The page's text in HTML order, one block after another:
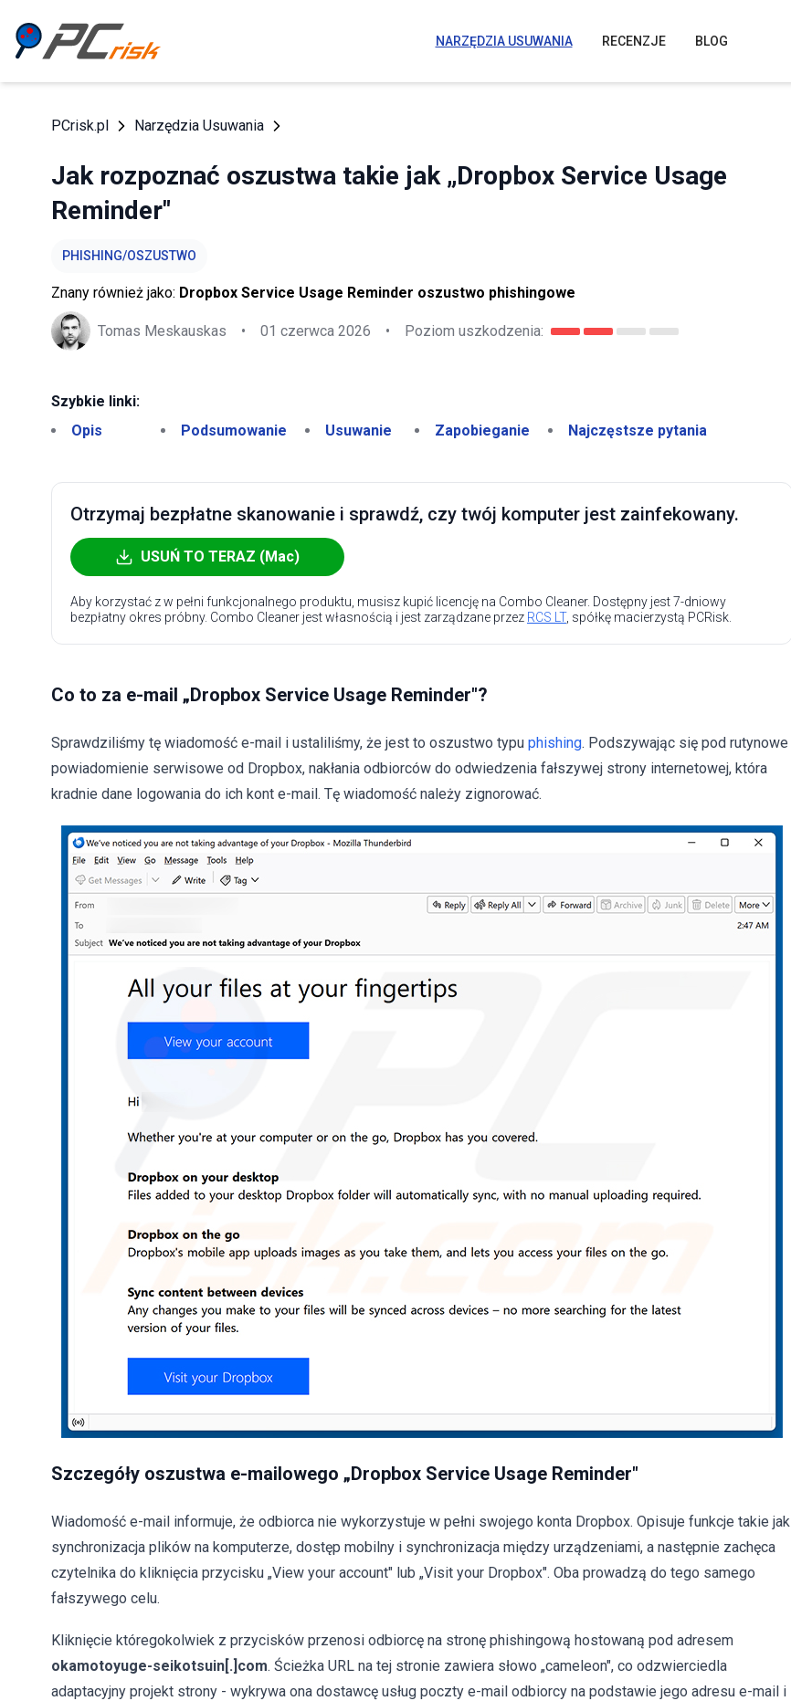
NARZĘDZIA USUWANIA RECENZJE BLOG
PCrisk.pl Narzędzia Usuwania
Jak rozpoznać oszustwa takie jak „Dropbox Service Usage
Reminder"
PHISHING/OSZUSTWO
Znany również jako: Dropbox Service Usage Reminder oszustwo phishingowe
Tomas Meskauskas • 01 czerwca 2026 • Poziom uszkodzenia:
Szybkie linki:
Opis
Podsumowanie Usuwanie Zapobieganie Najczęstsze pytania
Otrzymaj bezpłatne skanowanie i sprawdź, czy twój komputer jest zainfekowany.
USUŃ TO TERAZ (Mac)
Aby korzystać z w pełni funkcjonalnego produktu, musisz kupić licencję na Combo Cleaner. Dostępny jest 7-dniowy
bezpłatny okres próbny. Combo Cleaner jest własnością i jest zarządzane przez RCS LT, spółkę macierzystą PCRisk.
Co to za e-mail „Dropbox Service Usage Reminder"?
Sprawdziliśmy tę wiadomość e-mail i ustaliliśmy, że jest to oszustwo typu phishing. Podszywając się pod rutynowe
powiadomienie serwisowe od Dropbox, nakłania odbiorców do odwiedzenia fałszywej strony internetowej, która
kradnie dane logowania do ich kont e-mail. Tę wiadomość należy zignorować.
Szczegóły oszustwa e-mailowego „Dropbox Service Usage Reminder"
Wiadomość e-mail informuje, że odbiorca nie wykorzystuje w pełni swojego konta Dropbox. Opisuje funkcje takie jak
synchronizacja plików na komputerze, dostęp mobilny i synchronizacja między urządzeniami, a następnie zachęca
czytelnika do kliknięcia przycisku „View your account" lub „Visit your Dropbox". Oba prowadzą do tego samego
fałszywego celu.
Kliknięcie któregokolwiek z przycisków przenosi odbiorcę na stronę phishingową hostowaną pod adresem
okamotoyuge-seikotsuin[.]com. Ścieżka URL na tej stronie zawiera słowo „cameleon", co odzwierciedla
adaptacyjny projekt strony - wykrywa ona dostawcę usług poczty e-mail odbiorcy na podstawie jego adresu e-mail i